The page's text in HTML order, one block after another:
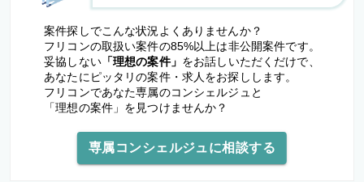
案件探しでこんな状況よくありませんか？
フリコンの取扱い案件の85%以上は非公開案件です。
妥協しない「理想の案件」 をお話しいただくだけで、
あなたにピッタリの案件・求人をお探しします。
フリコンであなた専属のコンシェルジュと
「理想の案件」を見つけませんか？
専属コンシェルジュに相談する